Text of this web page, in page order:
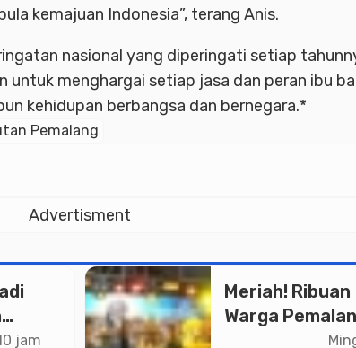
kemajuan Indonesia”, terang Anis.
nasional yang diperingati setiap
untuk menghargai setiap jasa dan peran ibu
kehidupan berbangsa dan bernegara.*
Pemalang
Advertisment
jam
Meriah! Ribuan
Warga
Padati Kirab